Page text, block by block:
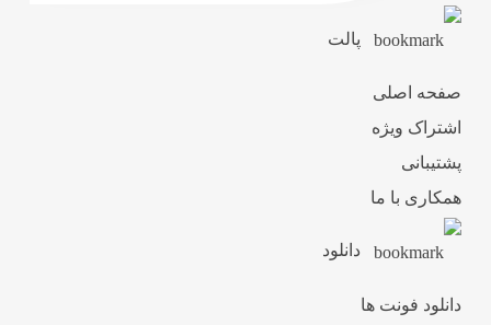
پالت
صفحه اصلی
اشتراک ویژه
پشتیبانی
همکاری با ما
دانلود
دانلود فونت ها